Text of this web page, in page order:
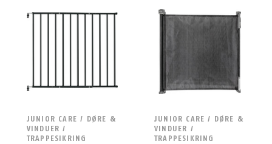
JUNIOR CARE / DØRE &
VINDUER /
TRAPPESIKRING
JUNIOR CARE / DØRE &
VINDUER /
TRAPPESIKRING